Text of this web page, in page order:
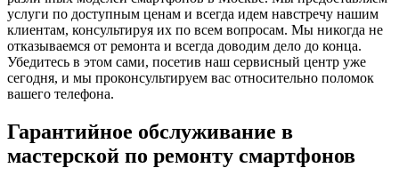
услуги по доступным ценам и всегда идем навстречу нашим
клиентам, консультируя их по всем вопросам. Мы никогда не
отказываемся от ремонта и всегда доводим дело до конца.
Убедитесь в этом сами, посетив наш сервисный центр уже
сегодня, и мы проконсультируем вас относительно поломок
вашего телефона.
Гарантийное обслуживание в
мастерской по ремонту смартфонов